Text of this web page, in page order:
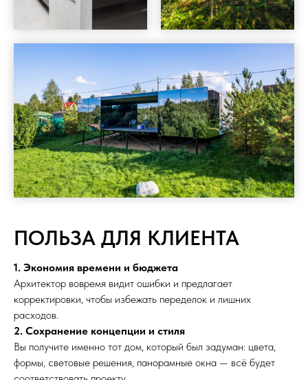
ПОЛЬЗА ДЛЯ КЛИЕНТА
1. Экономия времени и бюджета
Архитектор вовремя видит ошибки и предлагает
корректировки, чтобы избежать переделок и лишних
расходов.
2. Сохранение концепции и стиля
Вы получите именно тот дом, который был задуман: цвета,
формы, световые решения, панорамные окна — всё будет